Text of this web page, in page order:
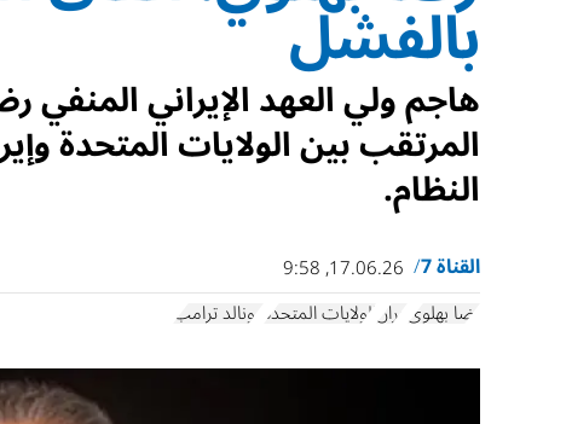
بالفشل
هاجم ولي العهد الإيراني
المرتقب بين الولايات المتحدة
النظام.
القناة 7
17.06.26, 9:58
رضا بهلوي إيرانالولايات المتحدة دونالد ترامب